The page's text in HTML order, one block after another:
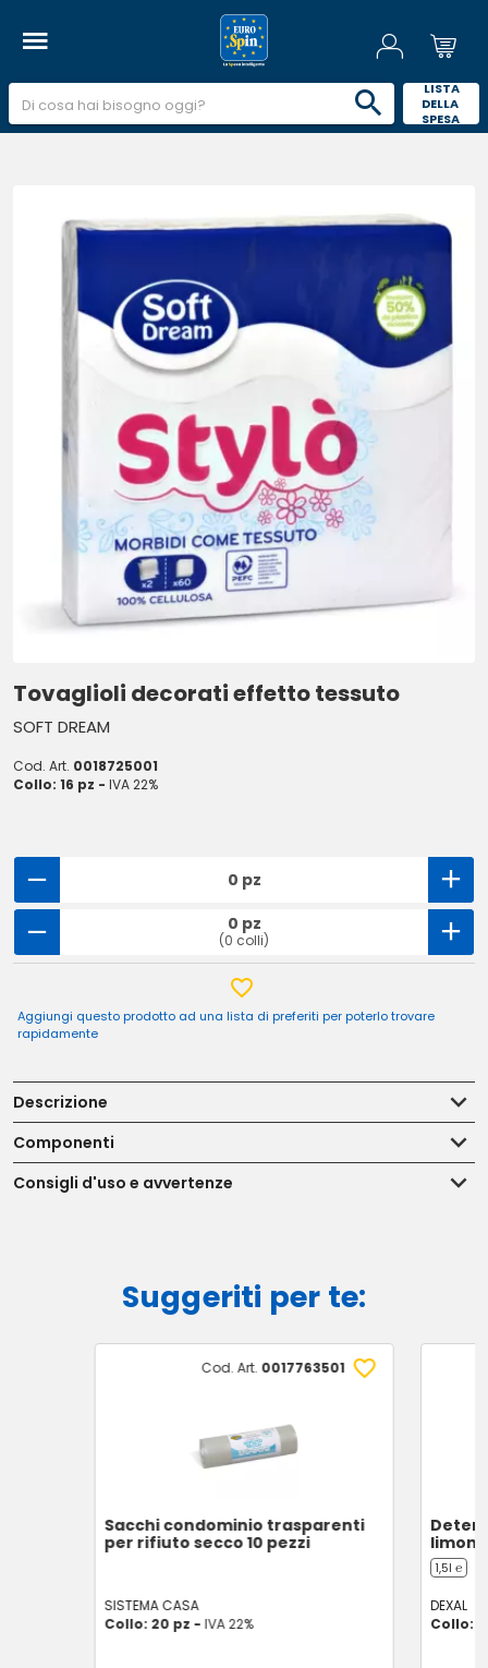
LISTA
DELLA
SPESA
Tovaglioli decorati effetto tessuto
SOFT DREAM
Cod. Art. 0018725001
Collo: 16 pz - IVA 22%
0 pz
0 pz
(0 colli)
Aggiungi questo prodotto ad una lista di preferiti per poterlo trovare
rapidamente
Descrizione
Componenti
Consigli d'uso e avvertenze
Suggeriti per te:
Cod. Art. 0017763501
Sacchi condominio trasparenti
per rifiuto secco 10 pezzi
SISTEMA CASA
Collo: 20 pz - IVA 22%
limone
1,5l ℮
DEXAL
Collo: